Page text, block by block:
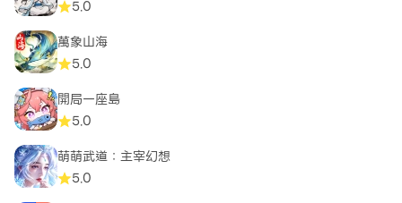
5.0
萬象山海
5.0
開局一座島
5.0
萌萌武道：主宰幻想
5.0